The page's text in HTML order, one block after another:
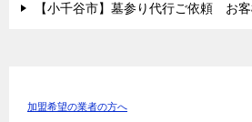
【小千谷市】墓参り代行ご依頼 お
加盟希望の業者の方へ